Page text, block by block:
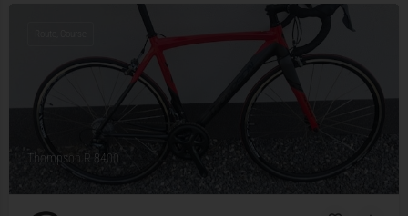
Thompson R 8400